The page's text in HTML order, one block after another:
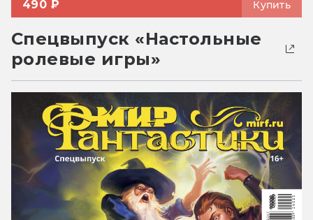
490 ₽ Купить
Спецвыпуск «Настольные
ролевые игры»